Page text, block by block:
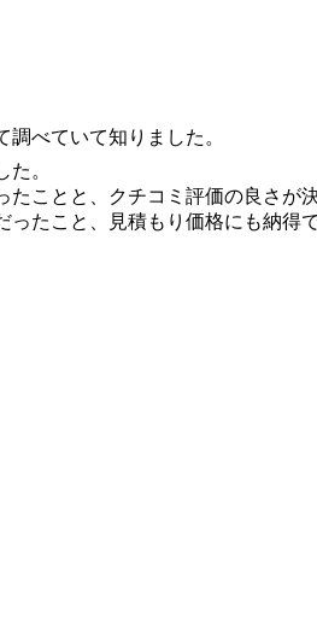
べていて知りました。
。
ことと、クチコミ評価の良さが
たこと、見積もり価格にも納得